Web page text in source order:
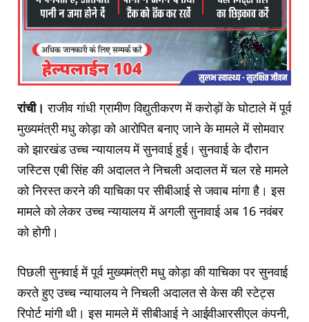
रांची। राजीव गांधी ग्रामीण विद्युतीकरण में करोड़ों के घोटाले में पूर्व
मुख्यमंत्री मधु कोड़ा को आरोपित बनाए जाने के मामले में सोमवार
को झारखंड उच्च न्यायालय में सुनवाई हुई। सुनवाई के दौरान
जस्टिस एबी सिंह की अदालत ने निचली अदालत में चल रहे मामले
को निरस्त करने की याचिका पर सीबीआई से जवाब मांगा है। इस
मामले को लेकर उच्च न्यायालय में अगली सुनावाई अब 16 नवंबर
को होगी।
पिछली सुनवाई में पूर्व मुख्यमंत्री मधु कोड़ा की याचिका पर सुनवाई
करते हुए उच्च न्यायालय ने निचली अदालत से केस की स्टेट्स
रिपोर्ट मांगी थी। इस मामले में सीबीआई ने आईवीआरसीएल कंपनी,